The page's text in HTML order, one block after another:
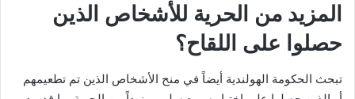
المزيد من الحرية للأشخاص الذين
حصلوا على اللقاح؟
تبحث الحكومة الهولندية أيضاً في منح الأشخاص الذين تم تطعيمهم